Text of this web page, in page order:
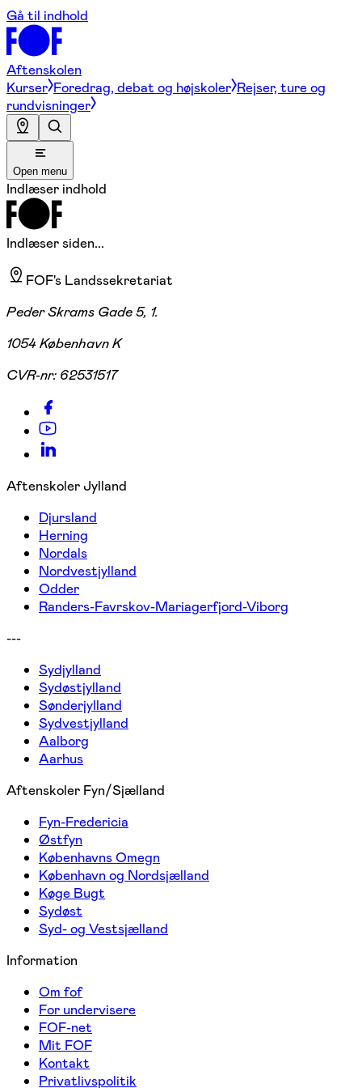
Gå til indhold
Aftenskolen
Kurser Foredrag, debat og højskoler Rejser, ture og
rundvisninger
Open menu
Indlæser indhold
Indlæser siden...
FOF's Landssekretariat
Peder Skrams Gade 5, 1.
1054 København K
CVR-nr: 62531517
Aftenskoler Jylland
Djursland
Herning
Nordals
Nordvestjylland
Odder
Randers-Favrskov-Mariagerfjord-Viborg
---
Sydjylland
Sydøstjylland
Sønderjylland
Sydvestjylland
Aalborg
Aarhus
Aftenskoler Fyn/Sjælland
Fyn-Fredericia
Østfyn
Københavns Omegn
København og Nordsjælland
Køge Bugt
Sydøst
Syd- og Vestsjælland
Information
Om fof
For undervisere
FOF-net
Mit FOF
Kontakt
Privatlivspolitik